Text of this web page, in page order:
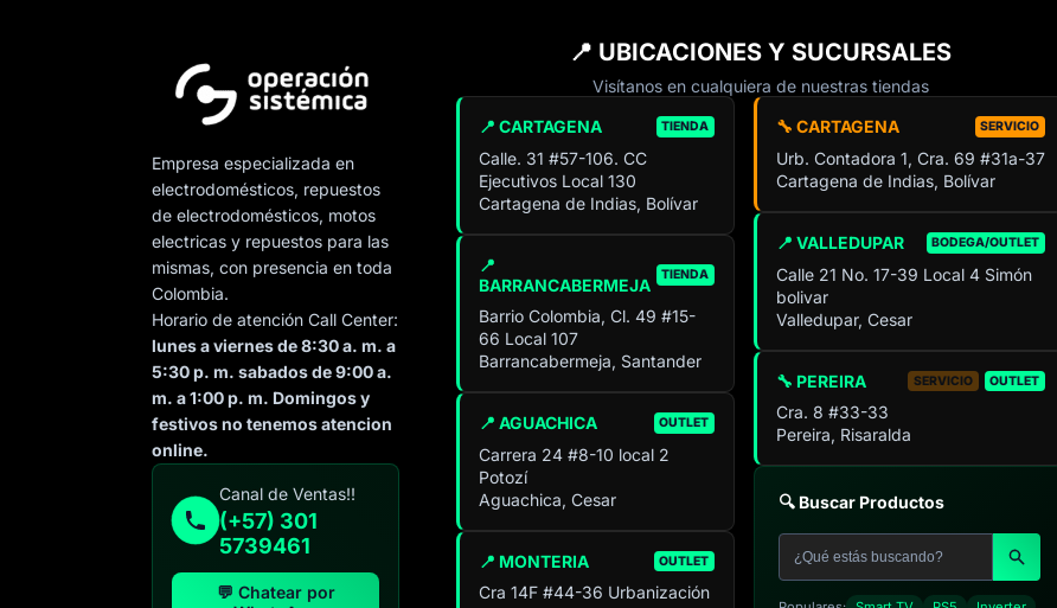
Empresa especializada en
electrodomésticos, repuestos
de electrodomésticos, motos
electricas y repuestos para las
mismas, con presencia en toda
Colombia.
Horario de atención Call Center:
lunes a viernes de 8:30 a. m. a
5:30 p. m. sabados de 9:00 a.
m. a 1:00 p. m. Domingos y
festivos no tenemos atencion
online.
Canal de Ventas!!
(+57) 301
5739461
💬 Chatear por
📍 UBICACIONES Y SUCURSALES
Visítanos en cualquiera de nuestras tiendas
📍 CARTAGENA TIENDA
Calle. 31 #57-106. CC
Ejecutivos Local 130
Cartagena de Indias, Bolívar
📍
BARRANCABERMEJA
TIENDA
Barrio Colombia, Cl. 49 #15-
66 Local 107
Barrancabermeja, Santander
📍 AGUACHICA OUTLET
Carrera 24 #8-10 local 2
Potozí
Aguachica, Cesar
📍 MONTERIA OUTLET
Cra 14F #44-36 Urbanización
🔧 CARTAGENA SERVICIO
Urb. Contadora 1, Cra. 69 #31a-37
Cartagena de Indias, Bolívar
📍 VALLEDUPAR BODEGA/OUTLET
Calle 21 No. 17-39 Local 4 Simón
bolivar
Valledupar, Cesar
🔧 PEREIRA SERVICIO OUTLET
Cra. 8 #33-33
Pereira, Risaralda
🔍 Buscar Productos
Especialista de operación
sistémica